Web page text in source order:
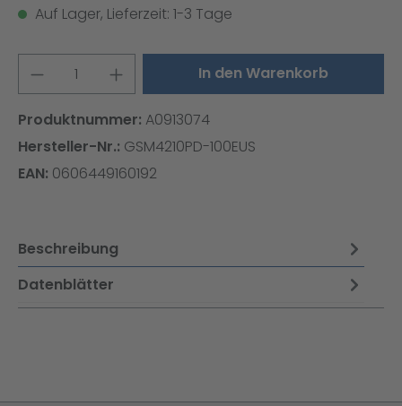
Auf Lager, Lieferzeit: 1-3 Tage
Produkt Anzahl: Gib denIn den Warenkorb
Produktnummer: A0913074
Hersteller-Nr.: GSM4210PD-100EUS
EAN: 0606449160192
Beschreibung
Datenblätter